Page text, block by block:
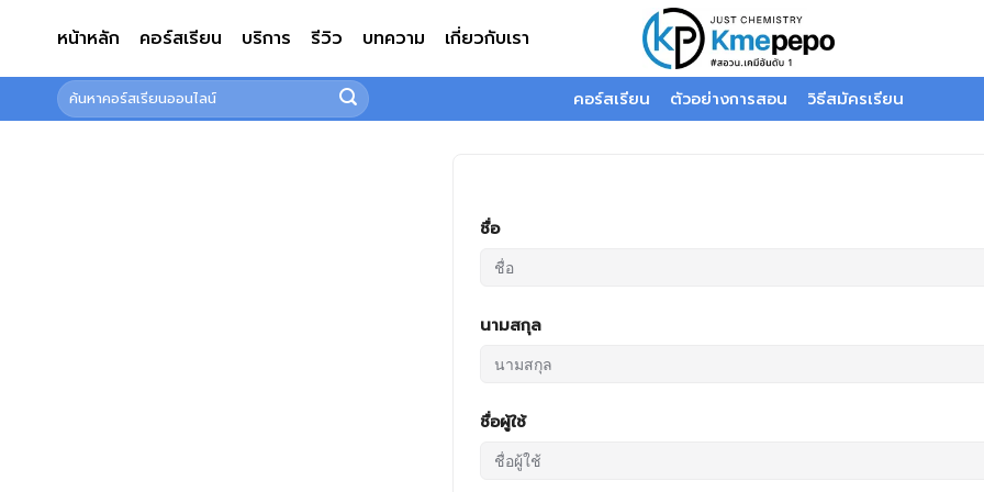
หน้าหลัก คอร์สเรียน บริการ รีวิว บทความ เกี่ยวกับเรา
ค้นหา: คอร์สเรียน ตัวอย่างการสอน วิธีสมัครเรียน
ชื่อ
นามสกุล
ชื่อผู้ใช้